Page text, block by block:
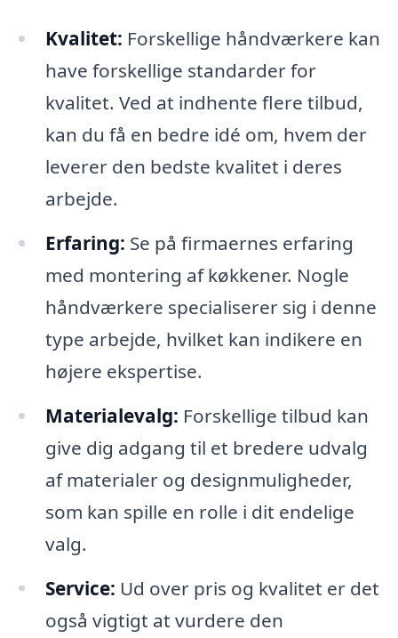
Kvalitet: Forskellige håndværkere kan
have forskellige standarder for
kvalitet. Ved at indhente flere tilbud,
kan du få en bedre idé om, hvem der
leverer den bedste kvalitet i deres
arbejde.
Erfaring: Se på firmaernes erfaring
med montering af køkkener. Nogle
håndværkere specialiserer sig i denne
type arbejde, hvilket kan indikere en
højere ekspertise.
Materialevalg: Forskellige tilbud kan
give dig adgang til et bredere udvalg
af materialer og designmuligheder,
som kan spille en rolle i dit endelige
valg.
Service: Ud over pris og kvalitet er det
også vigtigt at vurdere den